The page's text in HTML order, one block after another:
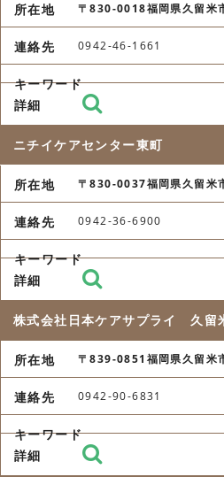
〒830-0018福岡県久留米
0942-46-1661
ニチイケアセンター東町
〒830-0037福岡県久留米
0942-36-6900
株式会社日本ケアサプライ 久留
〒839-0851福岡県久留米
0942-90-6831